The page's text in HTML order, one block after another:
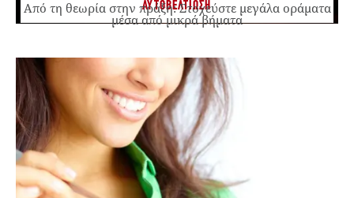
ΑΥΤΟΒΕΛΤΙΩΣΗ
Από τη θεωρία στην πράξη: Στοχεύστε μεγάλα οράματα
μέσα από μικρά βήματα